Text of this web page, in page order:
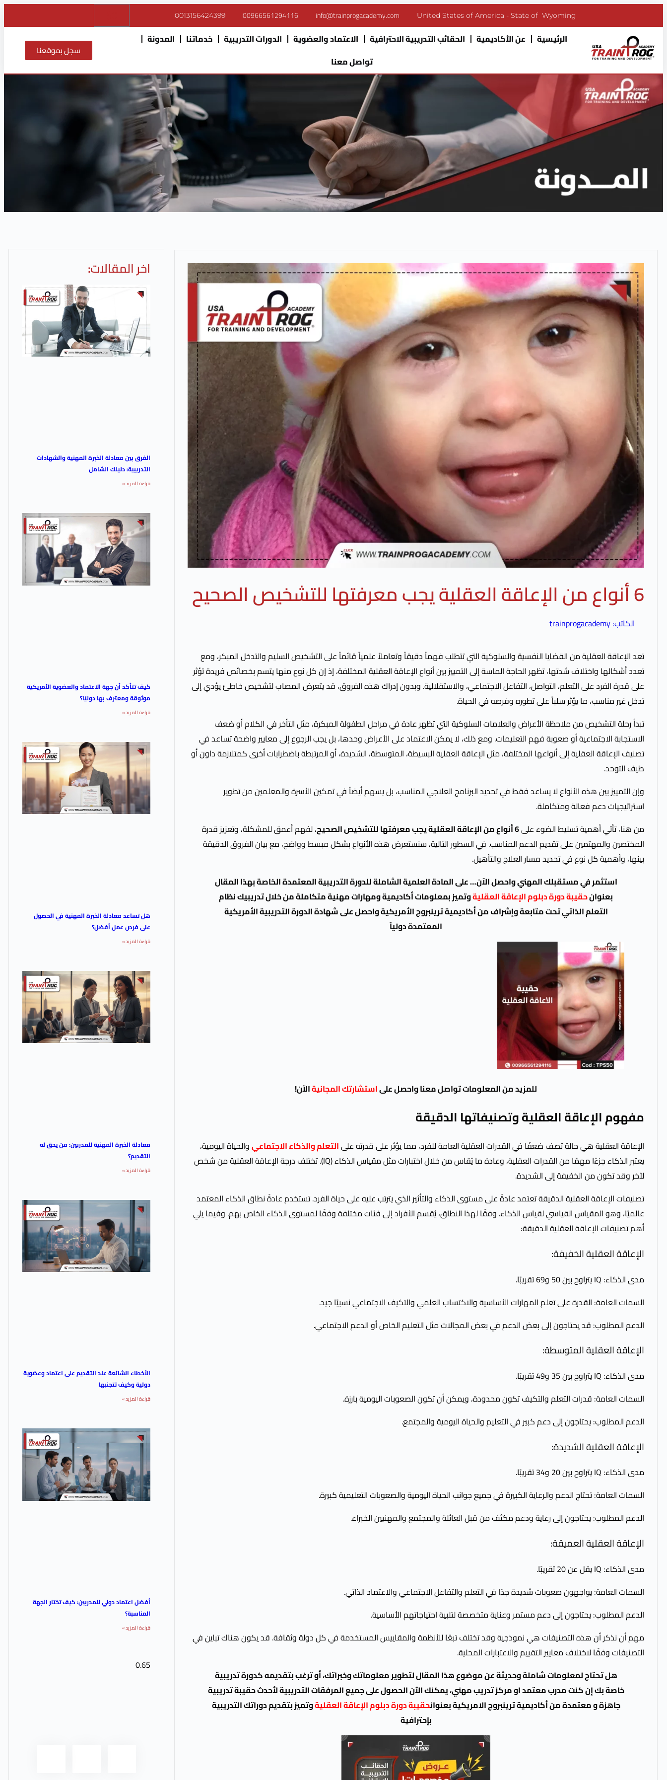
0013156424399 00966561294116 info@trainprogacademy.com United States of America - State of Wyoming
الرئيسية عن الأكاديمية الحقائب التدريبية الاحترافية الاعتماد والعضوية الدورات التدريبية خدماتنا
المدونة
تواصل معنا
سجل بموقعنا
6 أنواع من الإعاقة العقلية يجب معرفتها للتشخيص الصحيح
الكاتب:
تعد الإعاقة العقلية من القضايا النفسية والسلوكية التي تتطلب فهماً دقيقاً وتعاملاً علمياً قائماً على التشخيص السليم والتدخل المبكر، ومع
تعدد أشكالها واختلاف شدتها، تظهر الحاجة الماسة إلى التمييز بين أنواع الإعاقة العقلية المختلفة، إذ إن كل نوع منها يتسم بخصائص فريدة تؤثر
على قدرة الفرد على التعلم، التواصل، التفاعل الاجتماعي، والاستقلالية. وبدون إدراك هذه الفروق، قد يتعرض المصاب لتشخيص خاطئ يؤدي إلى
تدخل غير مناسب، ما يؤثر سلباً على تطوره وفرصه في الحياة.
تبدأ رحلة التشخيص من ملاحظة الأعراض والعلامات السلوكية التي تظهر عادة في مراحل الطفولة المبكرة، مثل التأخر في الكلام أو ضعف
الاستجابة الاجتماعية أو صعوبة فهم التعليمات. ومع ذلك، لا يمكن الاعتماد على الأعراض وحدها، بل يجب الرجوع إلى معايير واضحة تساعد في
تصنيف الإعاقة العقلية إلى أنواعها المختلفة، مثل الإعاقة العقلية البسيطة، المتوسطة، الشديدة، أو المرتبطة باضطرابات أخرى كمتلازمة داون أو
طيف التوحد.
وإن التمييز بين هذه الأنواع لا يساعد فقط في تحديد البرنامج العلاجي المناسب، بل يسهم أيضاً في تمكين الأسرة والمعلمين من تطوير
استراتيجيات دعم فعالة ومتكاملة.
من هنا، تأتي أهمية تسليط الضوء على6 أنواع من الإعاقة العقلية يجب معرفتها للتشخيص الصحيح
، لفهم أعمق للمشكلة، وتعزيز قدرة
المختصين والمهتمين على تقديم الدعم المناسب. في السطور التالية، سنستعرض هذه الأنواع بشكل مبسط وواضح، مع بيان الفروق الدقيقة
بينها، وأهمية كل نوع في تحديد مسار العلاج والتأهيل.
استثمر في مستقبلك المهني واحصل الآن… على المادة العلمية الشاملة للدورة التدريبية المعتمدة الخاصة بهذا المقال
بعنوانحقيبة دورة دبلوم الإعاقة العقليةوتميز بمعلومات أكاديمية ومهارات مهنية متكاملة من خلال تدريبيك نظام
التعلم الذاتي تحت متابعة وإشراف من أكاديمية ترينبروج الأمريكية واحصل على شهادة الدورة التدريبية الأمريكية
المعتمدة دولياً
للمزيد من المعلومات تواصل معنا واحصل علىاستشارتك المجانيةالآن!
مفهوم الإعاقة العقلية وتصنيفاتها الدقيقة
الإعاقة العقلية هي حالة تصف ضعفًا في القدرات العقلية العامة للفرد، مما يؤثر على قدرته علىالتعلم والذكاء الاجتماعيوالحياة اليومية،
يعتبر الذكاء جزءًا مهمًا من القدرات العقلية، وعادة ما يُقاس من خلال اختبارات مثل مقياس الذكاء (IQ). تختلف درجة الإعاقة العقلية من شخص
لآخر وقد تكون من الخفيفة إلى الشديدة.
تصنيفات الإعاقة العقلية الدقيقة تعتمد عادةً على مستوى الذكاء والتأثير الذي يترتب عليه على حياة الفرد. تستخدم عادةً نطاق الذكاء المعتمد
عالميًا، وهو المقياس القياسي لقياس الذكاء. وفقًا لهذا النطاق، يُقسم الأفراد إلى فئات مختلفة وفقًا لمستوى الذكاء الخاص بهم. وفيما يلي
أهم تصنيفات الإعاقة العقلية الدقيقة:
الإعاقة العقلية الخفيفة:
مدى الذكاء: IQ يتراوح بين 50 و69 تقريبًا.
السمات العامة: القدرة على تعلم المهارات الأساسية والاكتساب العلمي والتكيف الاجتماعي نسبيًا جيد.
الدعم المطلوب: قد يحتاجون إلى بعض الدعم في بعض المجالات مثل التعليم الخاص أو الدعم الاجتماعي.
الإعاقة العقلية المتوسطة:
مدى الذكاء: IQ يتراوح بين 35 و49 تقريبًا.
السمات العامة: قدرات التعلم والتكيف تكون محدودة، ويمكن أن تكون الصعوبات اليومية بارزة.
الدعم المطلوب: يحتاجون إلى دعم كبير في التعليم والحياة اليومية والمجتمع.
الإعاقة العقلية الشديدة:
مدى الذكاء: IQ يتراوح بين 20 و34 تقريبًا.
السمات العامة: تحتاج الدعم والرعاية الكبيرة في جميع جوانب الحياة اليومية والصعوبات التعليمية كبيرة.
الدعم المطلوب: يحتاجون إلى رعاية ودعم مكثف من قبل العائلة والمجتمع والمهنيين الخبراء.
الإعاقة العقلية العميقة:
مدى الذكاء: IQ يقل عن 20 تقريبًا.
السمات العامة: يواجهون صعوبات شديدة جدًا في التعلم والتفاعل الاجتماعي والاعتماد الذاتي.
الدعم المطلوب: يحتاجون إلى دعم مستمر وعناية متخصصة لتلبية احتياجاتهم الأساسية.
مهم أن نذكر أن هذه التصنيفات هي نموذجية وقد تختلف تبعًا للأنظمة والمقاييس المستخدمة في كل دولة وثقافة. قد يكون هناك تباين في
التصنيفات وفقًا لاختلاف معايير التقييم والاعتبارات المحلية.
هل تحتاج لمعلومات شاملة وحديثة عن موضوع هذا المقال لتطوير معلوماتك وخبراتك، أو ترغب بتقديمه كدورة تدريبية
خاصة بك إن كنت مدرب معتمد او مركز تدريب مهني،يمكنك الآن الحصول على جميع المرفقات التدريبية لأحدث حقيبة تدريبية
جاهزة و معتمدة من أكاديمية ترينبروج الامريكية بعنوانحقيبة دورة دبلوم الإعاقة العقليةوتميز بتقديم دوراتك التدريبية
بإحترافية
اخر المقالات:
الفرق بين معادلة الخبرة المهنية والشهادات
التدريبية: دليلك الشامل
قراءة المزيد »
كيف تتأكد أن جهة الاعتماد والعضوية الأمريكية
موثوقة ومعترف بها دوليًا؟
قراءة المزيد »
هل تساعد معادلة الخبرة المهنية في الحصول
على فرص عمل أفضل؟
قراءة المزيد »
معادلة الخبرة المهنية للمدربين: من يحق له
التقديم؟
قراءة المزيد »
الأخطاء الشائعة عند التقديم على اعتماد وعضوية
دولية وكيف تتجنبها
قراءة المزيد »
أفضل اعتماد دولي للمدربين: كيف تختار الجهة
المناسبة؟
قراءة المزيد »